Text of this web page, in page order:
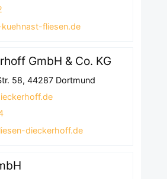
fliesen.de
GmbH & Co. KG
58, 44287 Dortmund
dieckerhoff.de